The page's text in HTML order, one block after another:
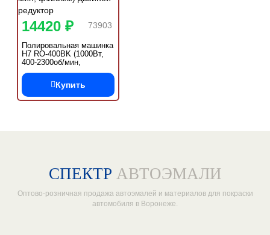
73903
14420 ₽
Полировальная машинка
H7 RO-400BK (1000Вт,
400-2300об/мин,
ф125мм) двойной
редуктор
Купить
СПЕКТР АВТОЭМАЛИ
Оптово-розничная продажа автоэмалей и материалов для покраски
автомобиля в Воронеже.